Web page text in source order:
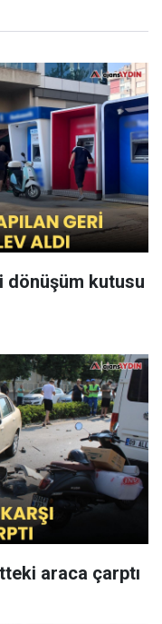
dönüşüm kutusu
araca çarptı